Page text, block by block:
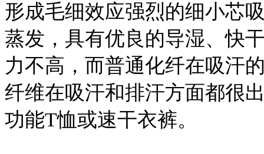
形成毛细效应强烈的细小芯
蒸发，具有优良的导湿、快
力不高，而普通化纤在吸汗
纤维在吸汗和排汗方面都很
功能T恤或速干衣裤。